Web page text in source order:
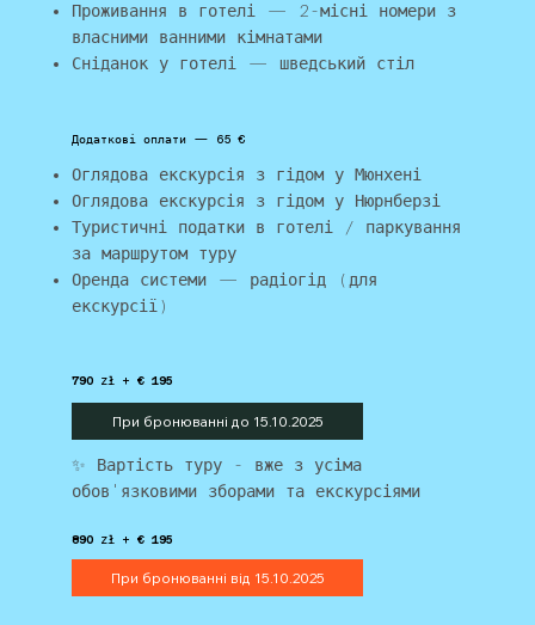
Проживання в готелі — 2-місні номери з
власними ванними кімнатами
Сніданок у готелі — шведський стіл
Додаткові оплати — 65 €
Оглядова екскурсія з гідом у Мюнхені
Оглядова екскурсія з гідом у Нюрнберзі
Туристичні податки в готелі / паркування
за маршрутом туру
Оренда системи — радіогід (для
екскурсії)
790zł + € 195
✨ Вартість туру - вже з усіма
обов'язковими зборами та екскурсіями
При бронюванні до 15.10.2025
890zł + € 195
При бронюванні від 15.10.2025